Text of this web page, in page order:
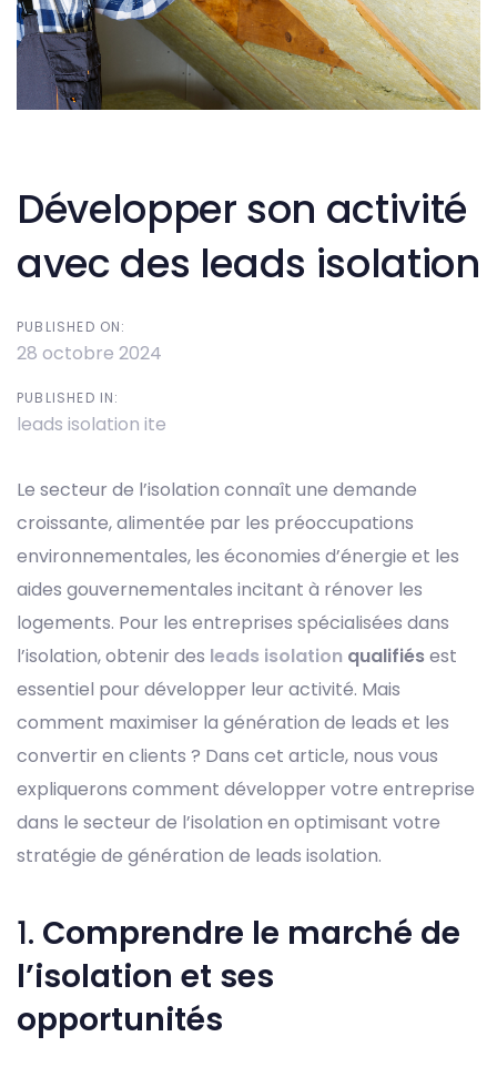
Développer son activité
avec des leads isolation
PUBLISHED ON:
28 octobre 2024
PUBLISHED IN:
leads isolation ite
Le secteur de l’isolation connaît une demande
croissante, alimentée par les préoccupations
environnementales, les économies d’énergie et les
aides gouvernementales incitant à rénover les
logements. Pour les entreprises spécialisées dans
l’isolation, obtenir des leads isolation qualifiésest
essentiel pour développer leur activité. Mais
comment maximiser la génération de leads et les
convertir en clients ? Dans cet article, nous vous
expliquerons comment développer votre entreprise
dans le secteur de l’isolation en optimisant votre
stratégie de génération de leads isolation.
1. Comprendre le marché de
l’isolation et ses
opportunités
navigation